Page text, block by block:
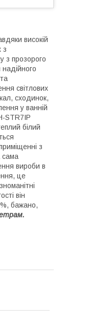
високій
з
з прозорого
світлових
сходинок,
у ванній
STR7IP
білий
з
сама
вироби в
це
він
бажано,